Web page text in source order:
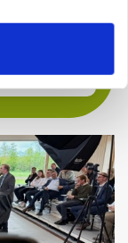
03. aug.